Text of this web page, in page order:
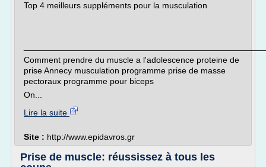
Top 4 meilleurs suppléments pour la musculation
Comment prendre du muscle a l'adolescence proteine de
prise Annecy musculation programme prise de masse
pectoraux programme pour biceps
On...
Lire la suite
Site : http://www.epidavros.gr
Prise de muscle: réussissez à tous les